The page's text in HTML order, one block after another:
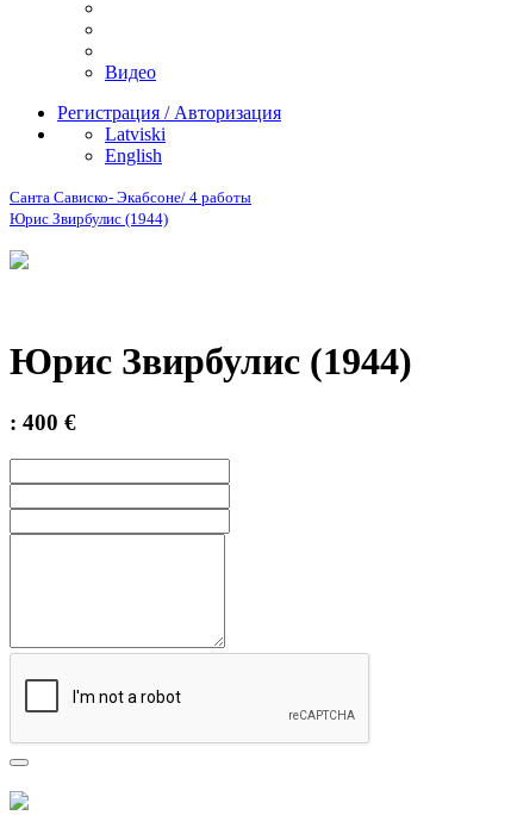
Видео
Регистрация / Авторизация
Latviski
English
Санта Сависко- Экабсоне/ 4 работы
Юрис Звирбулис (1944)
Юрис Звирбулис (1944)
: 400 €